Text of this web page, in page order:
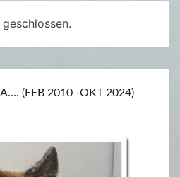
(FEB 2010 -OKT 2024)